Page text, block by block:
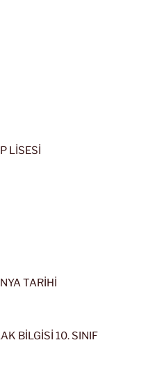
LİSESİ
TARİHİ
BİLGİSİ 10. SINIF